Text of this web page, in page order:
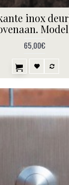
inox
65,00€